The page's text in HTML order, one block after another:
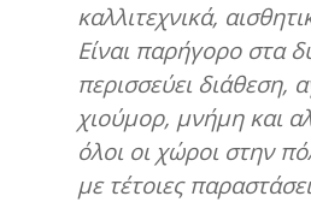
καλλιτεχνικά,
Είναι παρήγορο στα
περισσεύει διάθεση,
χιούμορ, μνήμη και
όλοι οι χώροι στην
με τέτοιες